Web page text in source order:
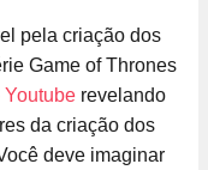
pela criação dos
Game of Thrones
revelando
da criação dos
deve imaginar